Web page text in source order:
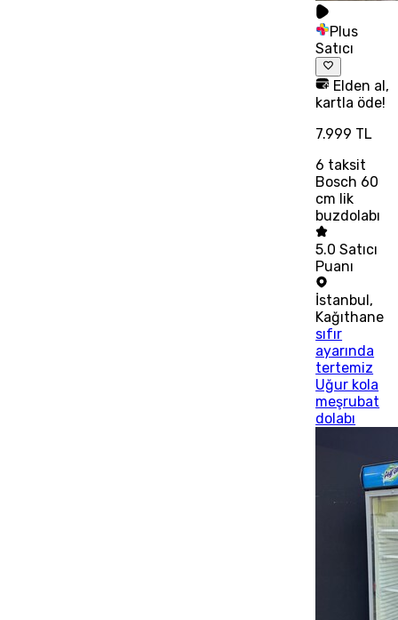
Plus
Satıcı
Elden al,
kartla öde!
7.999 TL
6 taksit
Bosch 60
cm lik
buzdolabı
5.0 Satıcı
Puanı
İstanbul,
Kağıthane
sıfır
ayarında
tertemiz
Uğur kola
meşrubat
dolabı